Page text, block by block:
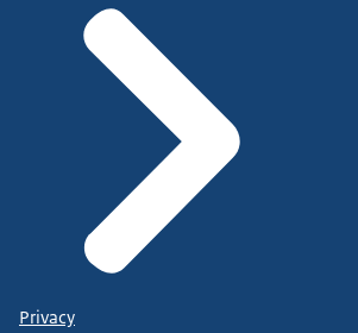
Privacy